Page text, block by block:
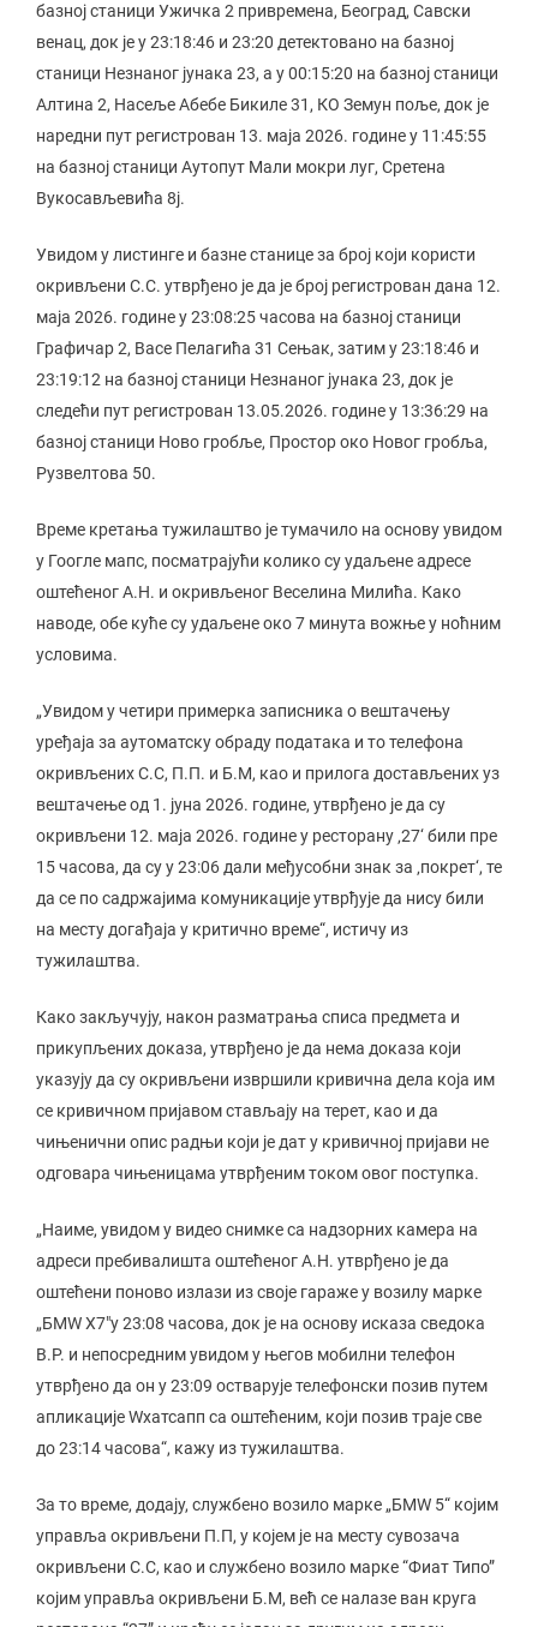
базној станици Ужичка 2 привремена, Београд, Савски
венац, док је у 23:18:46 и 23:20 детектовано на базној
станици Незнаног јунака 23, а у 00:15:20 на базној станици
Алтина 2, Насеље Абебе Бикиле 31, КО Земун поље, док је
наредни пут регистрован 13. маја 2026. године у 11:45:55
на базној станици Аутопут Мали мокри луг, Сретена
Вукосављевића 8ј.
Увидом у листинге и базне станице за број који користи
окривљени С.С. утврђено је да је број регистрован дана 12.
маја 2026. године у 23:08:25 часова на базној станици
Графичар 2, Васе Пелагића 31 Сењак, затим у 23:18:46 и
23:19:12 на базној станици Незнаног јунака 23, док је
следећи пут регистрован 13.05.2026. године у 13:36:29 на
базној станици Ново гробље, Простор око Новог гробља,
Рузвелтова 50.
Време кретања тужилаштво је тумачило на основу увидом
у Гоогле мапс, посматрајући колико су удаљене адресе
оштећеног А.Н. и окривљеног Веселина Милића. Како
наводе, обе куће су удаљене око 7 минута вожње у ноћним
условима.
„Увидом у четири примерка записника о вештачењу
уређаја за аутоматску обраду података и то телефона
окривљених С.С, П.П. и Б.М, као и прилога достављених уз
вештачење од 1. јуна 2026. године, утврђено је да су
окривљени 12. маја 2026. године у ресторану ‚27‘ били пре
15 часова, да су у 23:06 дали међусобни знак за ‚покрет‘, те
да се по садржајима комуникације утврђује да нису били
на месту догађаја у критично време“, истичу из
тужилаштва.
Како закључују, након разматрања списа предмета и
прикупљених доказа, утврђено је да нема доказа који
указују да су окривљени извршили кривична дела која им
се кривичном пријавом стављају на терет, као и да
чињенични опис радњи који је дат у кривичној пријави не
одговара чињеницама утврђеним током овог поступка.
„Наиме, увидом у видео снимке са надзорних камера на
адреси пребивалишта оштећеног А.Н. утврђено је да
оштећени поново излази из своје гараже у возилу марке
„БМW X7″у 23:08 часова, док је на основу исказа сведока
В.Р. и непосредним увидом у његов мобилни телефон
утврђено да он у 23:09 остварује телефонски позив путем
апликације Wхатсапп са оштећеним, који позив траје све
до 23:14 часова“, кажу из тужилаштва.
За то време, додају, службено возило марке „БМW 5“ којим
управља окривљени П.П, у којем је на месту сувозача
окривљени С.С, као и службено возило марке “Фиат Типо”
којим управља окривљени Б.М, већ се налазе ван круга